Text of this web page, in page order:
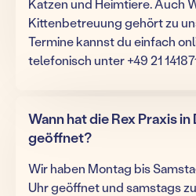
Katzen und Heimtiere. Auch
Kittenbetreuung gehört zu
Termine kannst du einfach
telefonisch unter +49 21
Wann hat die Rex Praxis
geöffnet?
Wir haben Montag bis
Uhr geöffnet und samstags